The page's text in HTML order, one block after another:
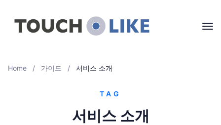
Home / 가이드 / 서비스 소개
TAG
서비스 소개